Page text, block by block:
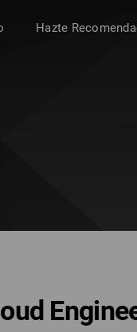
Hazte